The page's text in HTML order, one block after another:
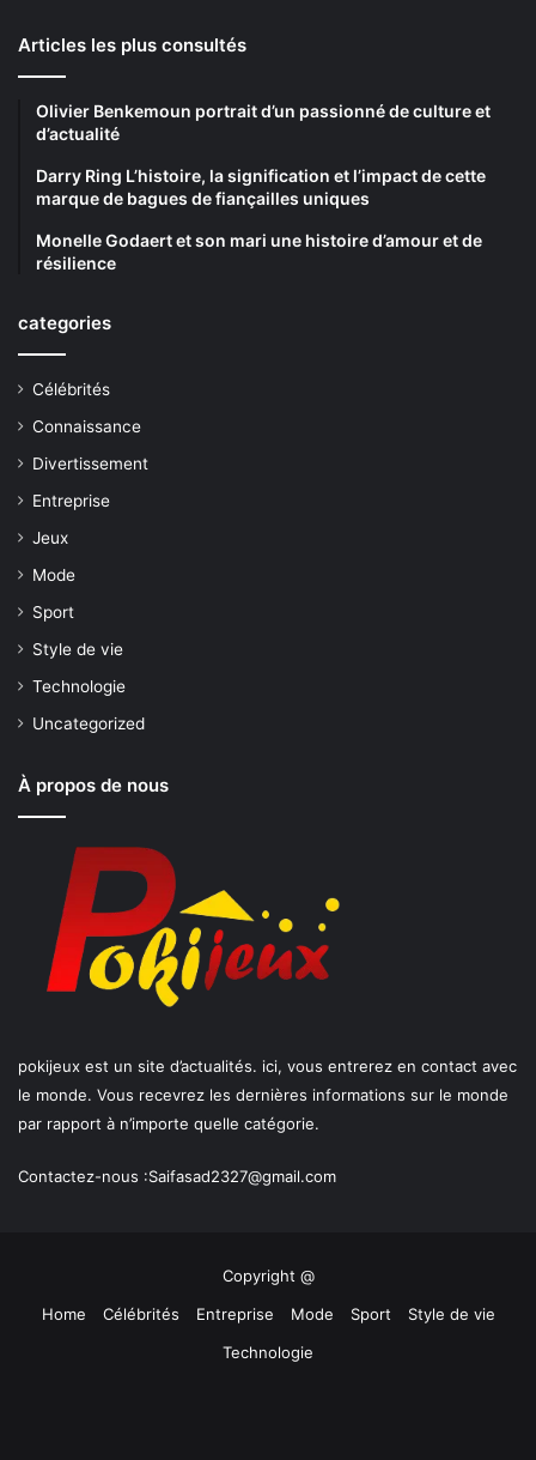
Articles les plus consultés
Olivier Benkemoun portrait d’un passionné de culture et
d’actualité
Darry Ring L’histoire, la signification et l’impact de cette
marque de bagues de fiançailles uniques
Monelle Godaert et son mari une histoire d’amour et de
résilience
categories
Célébrités
Connaissance
Divertissement
Entreprise
Jeux
Mode
Sport
Style de vie
Technologie
Uncategorized
À propos de nous
pokijeux est un site d’actualités. ici, vous entrerez en contact avec
le monde. Vous recevrez les dernières informations sur le monde
par rapport à n’importe quelle catégorie.
Contactez-nous :Saifasad2327@gmail.com
Copyright @
Home
Célébrités Entreprise Mode Sport
Style de vie
Technologie